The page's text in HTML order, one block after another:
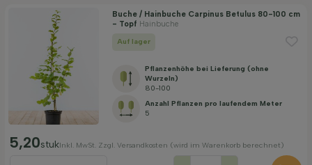
Buche / Hainbuche Carpinus Betulus 80-100 cm
- Topf Hainbuche
Auf lager
Pflanzenhöhe bei Lieferung (ohne
Wurzeln)
80-100
Anzahl Pflanzen pro laufendem Meter
5
5,20stukInkl. MwSt. Zzgl. Versandkosten (wird im Warenkorb berechnet)